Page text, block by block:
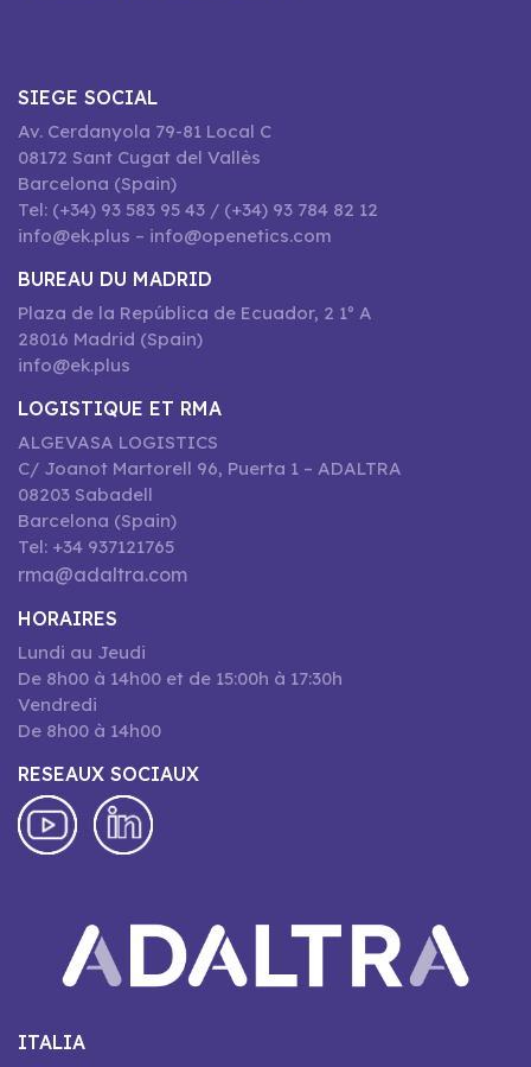
SIEGE SOCIAL
Av. Cerdanyola 79-81 Local C
08172 Sant Cugat del Vallès
Barcelona (Spain)
Tel: (+34) 93 583 95 43 / (+34) 93 784 82 12
info@ek.plus – info@openetics.com
BUREAU DU MADRID
Plaza de la República de Ecuador, 2 1º A
28016 Madrid (Spain)
info@ek.plus
LOGISTIQUE ET RMA
ALGEVASA LOGISTICS
C/ Joanot Martorell 96, Puerta 1 – ADALTRA
08203 Sabadell
Barcelona (Spain)
Tel: +34 937121765
rma@adaltra.com
HORAIRES
Lundi au Jeudi
De 8h00 à 14h00 et de 15:00h à 17:30h
Vendredi
De 8h00 à 14h00
RESEAUX SOCIAUX
ITALIA